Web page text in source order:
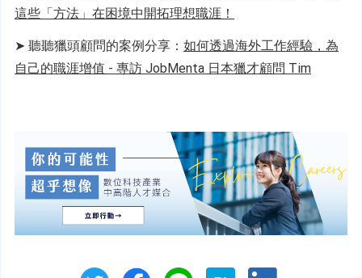
這些「方法」在困境中開拓理想職涯！
➤ 聽聽獵頭顧問的案例分享： 如何透過海外工作經驗，為
自己的職涯增值 - 專訪 JobMenta 日本獵才顧問 Tim